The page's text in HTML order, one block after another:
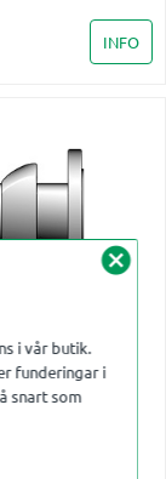
i favoriter
INFO
M.
FLÄNS
cancel
i vår butik.
funderingar i
snart som